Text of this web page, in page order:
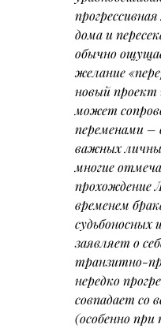
дома и
обычно
желание
новый
может
переменами
важных
многие
прохождение
временем
судьбоносных
заявляет о
транзитно-
нередко
совпадает со
(особенно